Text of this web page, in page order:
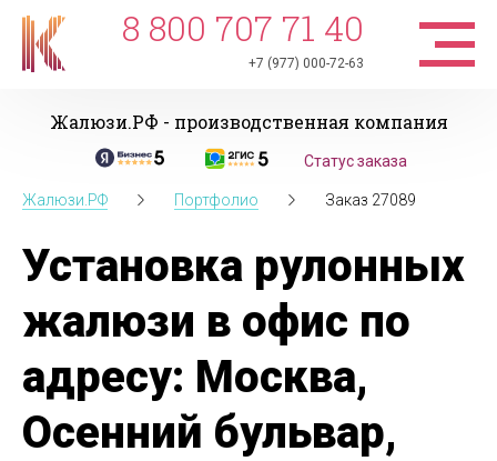
8 800 707 71 40
+7 (977) 000-72-63
Жалюзи.РФ - производственная компания
Статус заказа
Жалюзи.РФ Портфолио Заказ 27089
Установка рулонных
жалюзи в офис по
адресу: Москва,
Осенний бульвар,